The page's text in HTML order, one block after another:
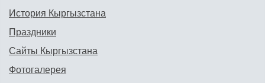
История Кыргызстана
Праздники
Сайты Кыргызстана
Фотогалерея